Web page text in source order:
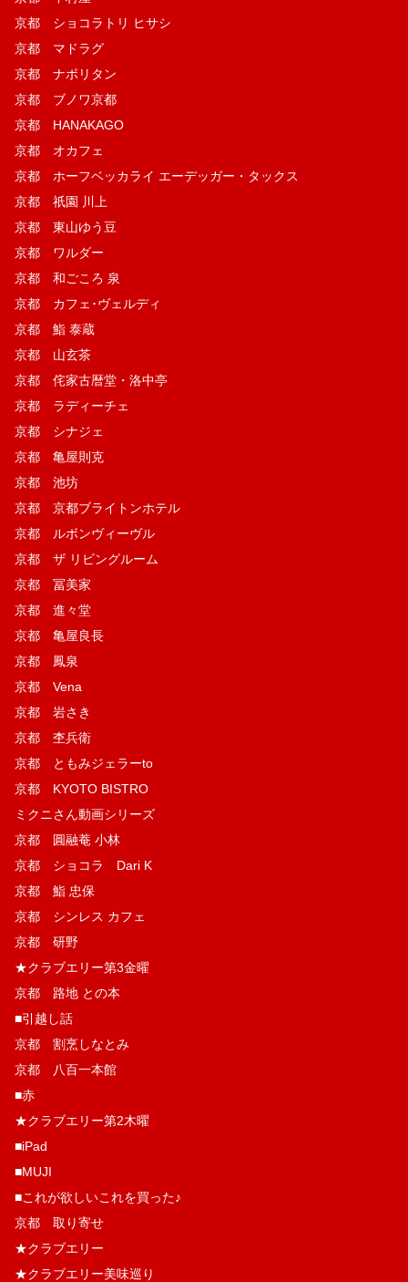
京都 ショコラトリ ヒサシ
京都 マドラグ
京都 ナポリタン
京都 ブノワ京都
京都 HANAKAGO
京都 オカフェ
京都 ホーフベッカライ エーデッガー・タックス
京都 祇園 川上
京都 東山ゆう豆
京都 ワルダー
京都 和ごころ 泉
京都 カフェ･ヴェルディ
京都 鮨 泰蔵
京都 山玄茶
京都 侘家古暦堂・洛中亭
京都 ラディーチェ
京都 シナジェ
京都 亀屋則克
京都 池坊
京都 京都ブライトンホテル
京都 ルボンヴィーヴル
京都 ザ リビングルーム
京都 冨美家
京都 進々堂
京都 亀屋良長
京都 鳳泉
京都 Vena
京都 岩さき
京都 杢兵衛
京都 ともみジェラーto
京都 KYOTO BISTRO
ミクニさん動画シリーズ
京都 圓融菴 小林
京都 ショコラ Dari K
京都 鮨 忠保
京都 シンレス カフェ
京都 研野
★クラブエリー第3金曜
京都 路地 との本
■引越し話
京都 割烹しなとみ
京都 八百一本館
■赤
★クラブエリー第2木曜
■iPad
■MUJI
■これが欲しいこれを買った♪
京都 取り寄せ
★クラブエリー
★クラブエリー美味巡り